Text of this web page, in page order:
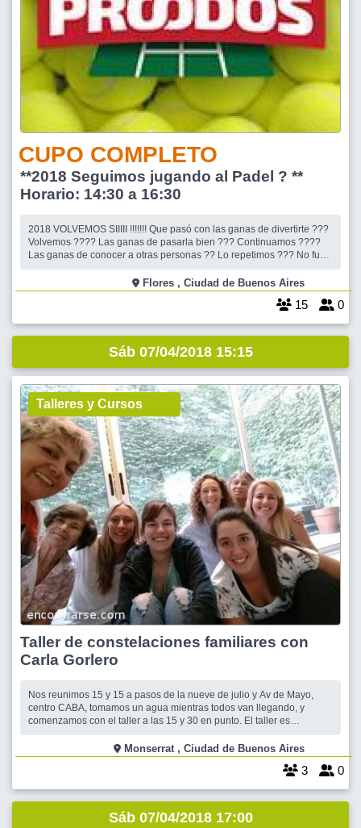
CUPO COMPLETO
**2018 Seguimos jugando al Padel ? **
Horario: 14:30 a 16:30
2018 VOLVEMOS SIIIII !!!!!!! Que pasó con las ganas de divertirte ???
Volvemos ???? Las ganas de pasarla bien ??? Continuamos ????
Las ganas de conocer a otras personas ?? Lo repetimos ??? No fue
otros que querían volver a jugar, otros que querían aprender a jugar,
y ot
Flores , Ciudad de Buenos Aires
15 0
Sáb 07/04/2018 15:15
Talleres y Cursos
Taller de constelaciones familiares con
Carla Gorlero
Nos reunimos 15 y 15 a pasos de la nueve de julio y Av de Mayo,
centro CABA, tomamos un agua mientras todos van llegando, y
comenzamos con el taller a las 15 y 30 en punto. El taller es
aqueja, de cualquier indole (personal, familiar, laboral, sentimental,
etc.) y luego se piden part
Monserrat , Ciudad de Buenos Aires
3 0
Sáb 07/04/2018 17:00